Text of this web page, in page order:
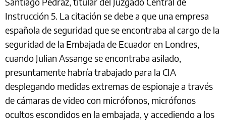
Instrucción 5. La citación se debe a que una empresa
española de seguridad que se encontraba al cargo de la
seguridad de la Embajada de Ecuador en Londres,
cuando Julian Assange se encontraba asilado,
presuntamente habría trabajado para la CIA
desplegando medidas extremas de espionaje a través
de cámaras de video con micrófonos, micrófonos
ocultos escondidos en la embajada, y accediendo a los